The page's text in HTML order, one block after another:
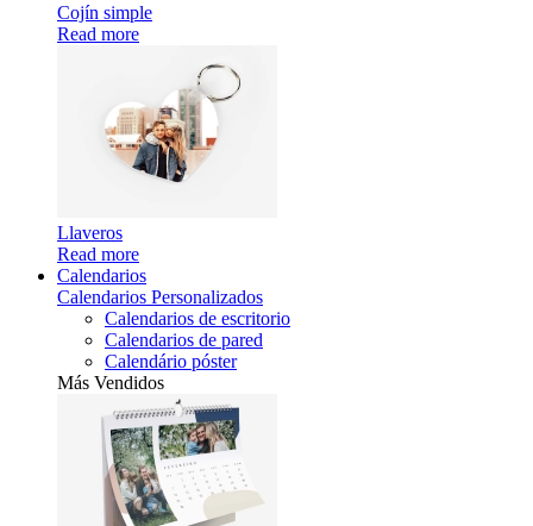
Cojín simple
Read more
Llaveros
Read more
Calendarios
Calendarios Personalizados
Calendarios de escritorio
Calendarios de pared
Calendário póster
Más Vendidos